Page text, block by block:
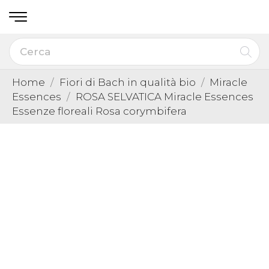
Home Fiori di Bach in qualità bio
Miracle
Essences
ROSA SELVATICA Miracle Essences
Essenze floreali Rosa corymbifera